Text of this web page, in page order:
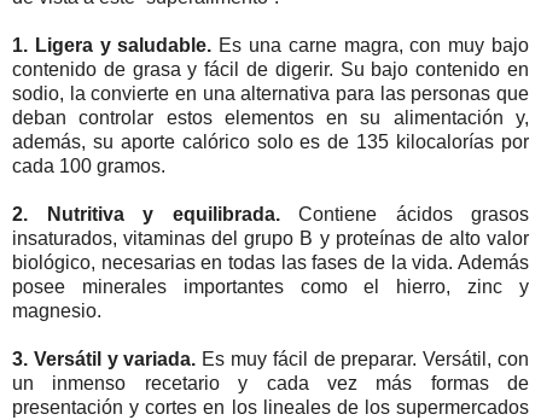
1. Ligera y saludable. Es una carne magra, con muy bajo
contenido de grasa y fácil de digerir. Su bajo contenido en
sodio, la convierte en una alternativa para las personas que
deban controlar estos elementos en su alimentación y,
además, su aporte calórico solo es de 135 kilocalorías por
cada 100 gramos.
2. Nutritiva y equilibrada.Contiene ácidos grasos
insaturados, vitaminas del grupo B y proteínas de alto valor
biológico, necesarias en todas las fases de la vida. Además
posee minerales importantes como el hierro, zinc y
magnesio.
3. Versátil y variada. Es muy fácil de preparar. Versátil, con
un inmenso recetario y cada vez más formas de
presentación y cortes en los lineales de los supermercados